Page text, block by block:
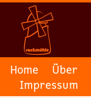
Home Über
Impressum